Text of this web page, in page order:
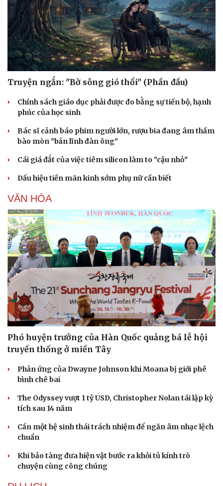
Sức khỏe
Dinh dưỡng - món ngon
Cây thuốc
Sản phụ khoa
Nhi khoa
Nam khoa
Làm đẹp - giảm cân
Phòng mạch online
Ăn sạch sống khỏe
Đời sống
Nhà đẹp
Blog
Tình yêu - Gia đình
Truyện ngắn: "Bờ sông gió thổi" (Phần đầu)
Chính sách giáo dục phải được đo bằng sự tiến bộ, hạnh
phúc của học sinh
Bác sĩ cảnh báo phim người lớn, rượu bia đang âm thầm
bào mòn "bản lĩnh đàn ông"
Cái giá đắt của việc tiêm silicon làm to "cậu nhỏ"
Dấu hiệu tiền mãn kinh sớm phụ nữ cần biết
VĂN HÓA
Phó huyện trưởng của Hàn Quốc quảng bá lễ hội
truyền thống ở miền Tây
Phản ứng của Dwayne Johnson khi Moana bị giới phê
bình chê bai
The Odyssey vượt 1 tỷ USD, Christopher Nolan tái lập kỳ
tích sau 14 năm
Cần một hệ sinh thái trách nhiệm để ngăn âm nhạc lệch
chuẩn
Khi bảo tàng đưa hiện vật bước ra khỏi tủ kính trò
chuyện cùng công chúng